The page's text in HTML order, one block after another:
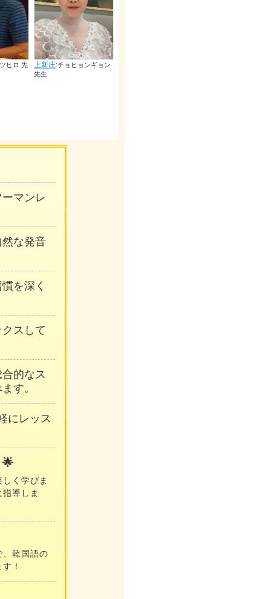
ンギョン
上新庄: ノコンヒ 先生
マンレ
な発音
を深く
スして
的なス
す。
にレッス
🌟
く学びま
導しま
、韓国語の
！